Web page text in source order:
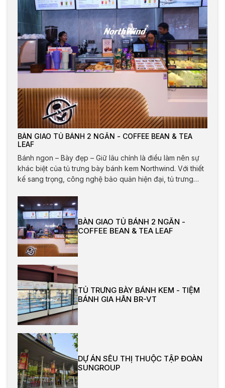
BÀN GIAO TỦ BÁNH 2 NGĂN - COFFEE BEAN & TEA
LEAF
Bánh ngon – Bày đẹp – Giữ lâu chính là điều làm nên sự
khác biệt của tủ trưng bày bánh kem Northwind. Với thiết
kế sang trọng, công nghệ bảo quản hiện đại, tủ trưng
cấu và hương vị hoàn hảo trong suốt cả ngày.
BÀN GIAO TỦ BÁNH 2 NGĂN -
COFFEE BEAN & TEA LEAF
TỦ TRƯNG BÀY BÁNH KEM - TIỆM
BÁNH GIA HÂN BR-VT
DỰ ÁN SÊU THỊ THUỘC TẬP ĐOÀN
SUNGROUP